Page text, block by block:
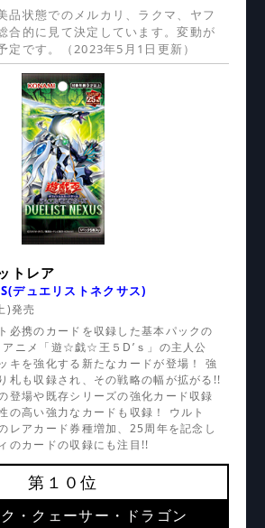
品状態でのメルカリ、ラクマ、ヤフ
合的に見て決定しています。変動が
定です。（2023年5月1日更新）
トレア
デュエリストネクサス)
)発売
必携のカードを収録した基本パックの
ニメ「遊☆戯☆王５D’ｓ」の主人公
キを強化する新たなカードが登場！ 強
札も収録され、その戦略の幅が拡がる!!
登場や既存シリーズの強化カード収録
の高い強力なカードも収録！ ウルト
レアカード券種増加、25周年を記念し
のカードの収録にも注目!!
第１０位
・クェーサー・ドラゴン